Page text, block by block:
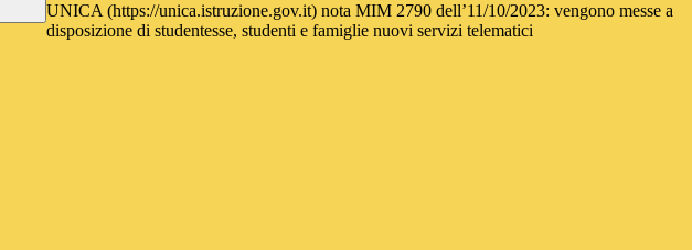
UNICA (https://unica.istruzione.gov.it) nota MIM 2790 dell’11/10/2023: vengono messe a
disposizione di studentesse, studenti e famiglie nuovi servizi telematici